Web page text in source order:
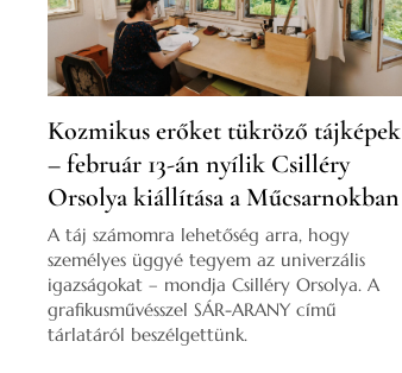
Kozmikus erőket tükröző tájképek
– február 13-án nyílik Csilléry
Orsolya kiállítása a Műcsarnokban
A táj számomra lehetőség arra, hogy
személyes üggyé tegyem az univerzális
igazságokat – mondja Csilléry Orsolya. A
grafikusművésszel SÁR-ARANY című
tárlatáról beszélgettünk.